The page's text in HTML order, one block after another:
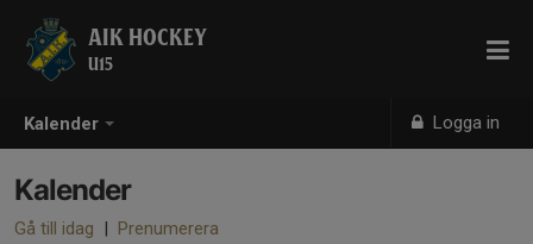
Kalender Logga in
AIK HOCKEY
U15
Kalender
Gå till idag | Prenumerera